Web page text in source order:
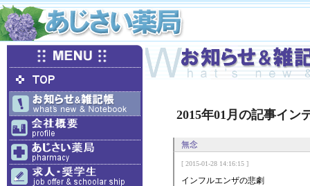
2015年01月の記事イン
無念
[ 2015-01-28 14:16:15 ]
インフルエンザの悲劇